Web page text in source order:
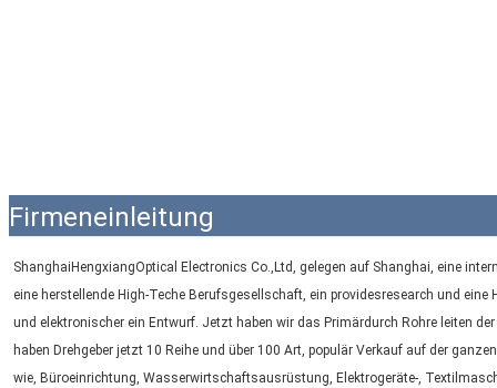
Firmeneinleitung
ShanghaiHengxiangOptical Electronics Co.,Ltd, gelegen auf Shanghai, eine
eine herstellende High-Teche Berufsgesellschaft, ein providesresearch und
und elektronischer ein Entwurf. Jetzt haben wir das Primärdurch Rohre leiten
haben Drehgeber jetzt 10 Reihe und über 100 Art, populär Verkauf auf der
wie, Büroeinrichtung, Wasserwirtschaftsausrüstung, Elektrogeräte-,